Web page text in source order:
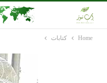
Home كتابات